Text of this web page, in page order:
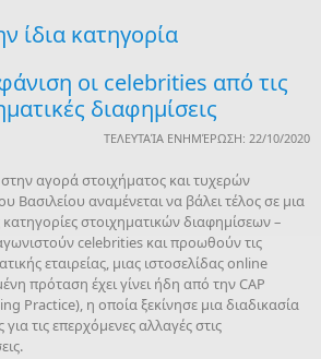
ίδια κατηγορία
οι celebrities από τις
διαφημίσεις
ΤΕΛΕΥΤΑΊΑ ΕΝΗΜΈΡΩΣΗ: 22/10/2020
αγορά στοιχήματος και τυχερών
Βασιλείου αναμένεται να βάλει τέλος σε μια
στοιχηματικών διαφημίσεων –
celebrities και προωθούν τις
εταιρείας, μιας ιστοσελίδας online
πρόταση έχει γίνει ήδη από την CAP
Practice), η οποία ξεκίνησε μια διαδικασία
τις επερχόμενες αλλαγές στις